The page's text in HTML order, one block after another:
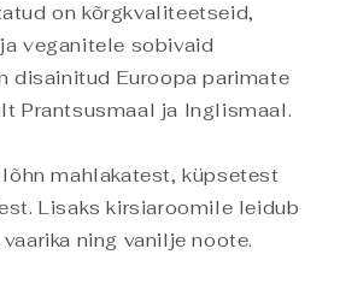
on kõrgkvaliteetseid,
veganitele sobivaid
disainitud Euroopa parimate
Prantsusmaal ja Inglismaal.
mahlakatest, küpsetest
Lisaks kirsiaroomile leidub
ning vanilje noote.